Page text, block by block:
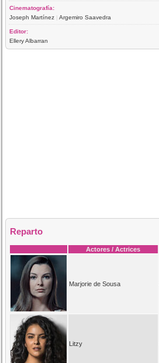
Cinematografía:
Joseph Martínez |Argemiro Saavedra
Editor:
Ellery Albarran
Reparto
Actores / Actrices
Marjorie de Sousa
Litzy